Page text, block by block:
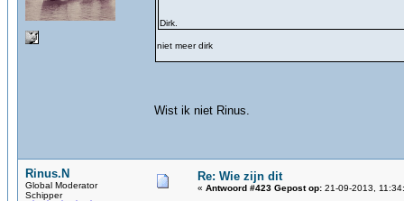
Dirk.
niet meer dirk
Wist ik niet Rinus.
Rinus.N
Global Moderator
Schipper
Re: Wie zijn dit
« Antwoord #423 Gepost op: 21-09-2013,